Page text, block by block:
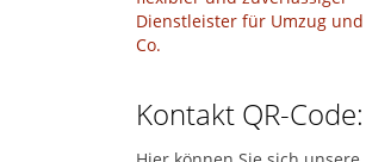
Dienstleister für Umzug und
Co.
Kontakt QR-Code: